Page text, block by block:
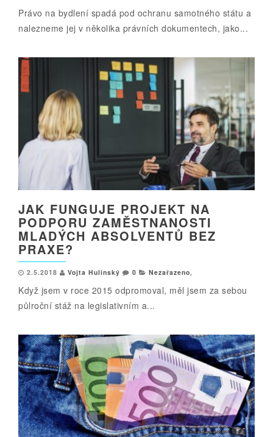
Právo na bydlení spadá pod ochranu samotného státu a
nalezneme jej v několika právních dokumentech, jako...
JAK FUNGUJE PROJEKT NA
PODPORU ZAMĚSTNANOSTI
MLADÝCH ABSOLVENTŮ BEZ
PRAXE?
2.5.2018 Vojta Hulinský 0 Nezařazeno,
Když jsem v roce 2015 odpromoval, měl jsem za sebou
půlroční stáž na legislativním a...